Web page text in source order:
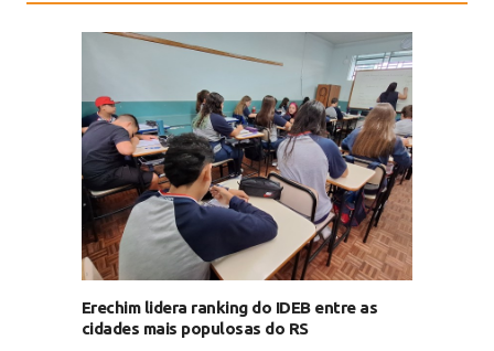
Erechim lidera ranking do IDEB entre as
cidades mais populosas do RS